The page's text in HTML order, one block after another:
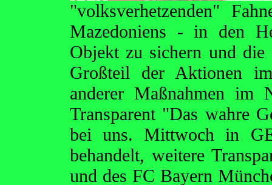
"volksverhetzenden"
Mazedoniens - in den
Objekt zu sichern und
Großteil der Aktionen
anderer Maßnahmen im
Transparent "Das wahre
bei uns. Mittwoch in
behandelt, weitere
und des FC Bayern